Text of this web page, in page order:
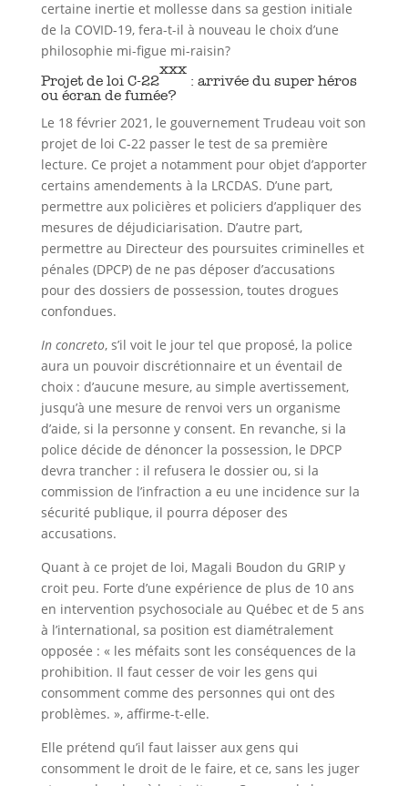
certaine inertie et mollesse dans sa gestion initiale
de la COVID-19, fera-t-il à nouveau le choix d’une
philosophie mi-figue mi-raisin?
Projet de loi C-22
xxx
: arrivée du super héros
ou écran de fumée?
Le 18 février 2021, le gouvernement Trudeau voit son
projet de loi C-22 passer le test de sa première
lecture. Ce projet a notamment pour objet d’apporter
certains amendements à la LRCDAS. D’une part,
permettre aux policières et policiers d’appliquer des
mesures de déjudiciarisation. D’autre part,
permettre au Directeur des poursuites criminelles et
pénales (DPCP) de ne pas déposer d’accusations
pour des dossiers de possession, toutes drogues
confondues.
In concreto, s’il voit le jour tel que proposé, la police
aura un pouvoir discrétionnaire et un éventail de
choix : d’aucune mesure, au simple avertissement,
jusqu’à une mesure de renvoi vers un organisme
d’aide, si la personne y consent. En revanche, si la
police décide de dénoncer la possession, le DPCP
devra trancher : il refusera le dossier ou, si la
commission de l’infraction a eu une incidence sur la
sécurité publique, il pourra déposer des
accusations.
Quant à ce projet de loi, Magali Boudon du GRIP y
croit peu. Forte d’une expérience de plus de 10 ans
en intervention psychosociale au Québec et de 5 ans
à l’international, sa position est diamétralement
opposée : « les méfaits sont les conséquences de la
prohibition. Il faut cesser de voir les gens qui
consomment comme des personnes qui ont des
problèmes. », affirme-t-elle.
Elle prétend qu’il faut laisser aux gens qui
consomment le droit de le faire, et ce, sans les juger